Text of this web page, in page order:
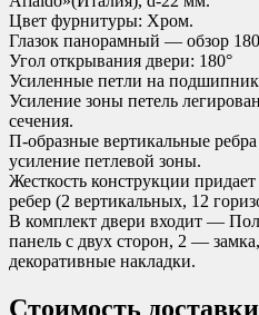
Цвет фурнитуры: Хром.
Глазок панорамный — обзор
Угол открывания двери: 180°
Усиленные петли на
Усиление зоны петель
сечения.
П-образные вертикальные
усиление петлевой зоны.
Жесткость конструкции
ребер (2 вертикальных, 12
В комплект двери входит —
панель с двух сторон, 2 —
декоративные накладки.
Стоимость